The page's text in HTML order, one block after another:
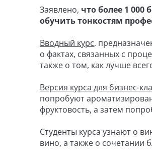
Заявлено, что более 1 000
обучить тонкостям
Вводный курс,
о фактах, связанных с
также о том, как лучше
Версия курса для бизнес-
попробуют
фруктовость, а затем
Студенты курса узнают о
вино, а также о сочетании